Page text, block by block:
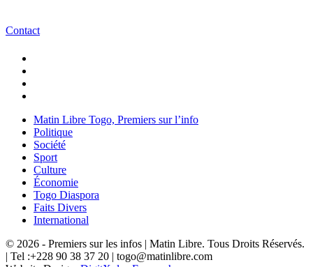
Contact
Matin Libre Togo, Premiers sur l’info
Politique
Société
Sport
Culture
Économie
Togo Diaspora
Faits Divers
International
© 2026 - Premiers sur les infos | Matin Libre. Tous Droits Réservés.
| Tel :+228 90 38 37 20 | togo@matinlibre.com